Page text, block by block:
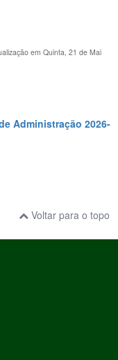
em Quinta, 21 de Mai
Administração 2026-
Voltar para o topo